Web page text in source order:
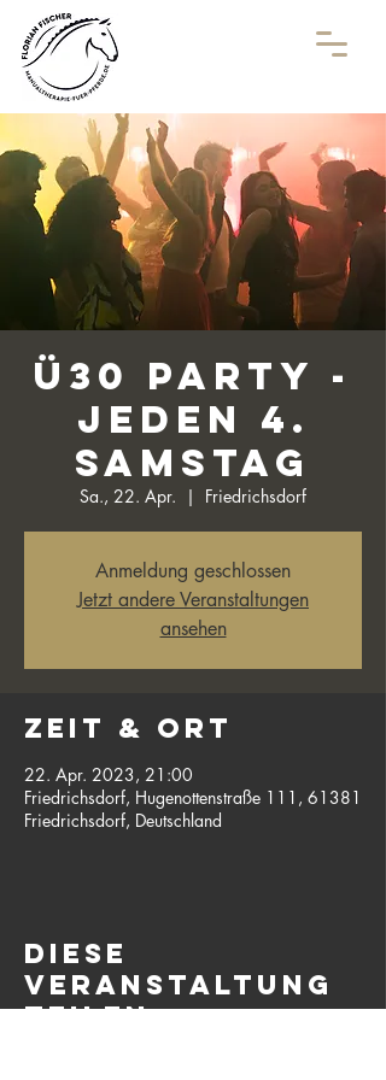
Ü30 Party -
Jeden 4.
Samstag
Sa., 22. Apr.
  |
Friedrichsdorf
Anmeldung geschlossen
Jetzt andere Veranstaltungen
ansehen
Zeit & Ort
22. Apr. 2023, 21:00
Friedrichsdorf, Hugenottenstraße 111, 61381
Friedrichsdorf, Deutschland
Diese
Veranstaltung
teilen